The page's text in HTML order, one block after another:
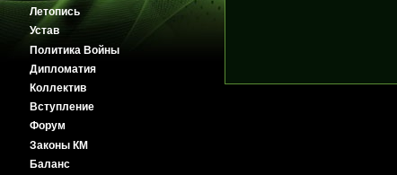
Летопись
Устав
Политика Войны
Дипломатия
Коллектив
Вступление
Форум
Законы КМ
Баланс